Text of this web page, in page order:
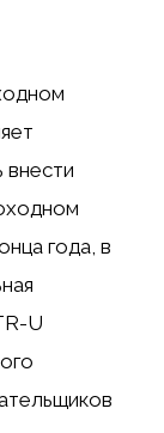
года, в
U